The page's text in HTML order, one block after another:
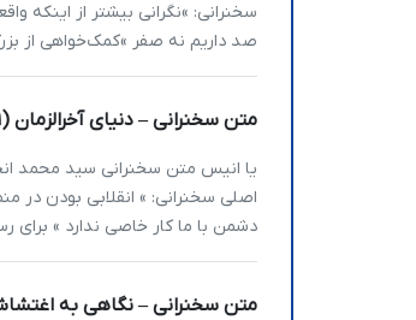
سخنرانی: »نگرانی بیشتر از اینکه
صد داریم نه صفر »کمک‌خواهی از
متن سخنرانی – دنیای آخرالزمان (11)
اصلی سخنرانی: » انقلابی بودن در
دشمن با ما کار خاصی ندارد » برای
متن سخنرانی – نگاهی به اغتشاشات